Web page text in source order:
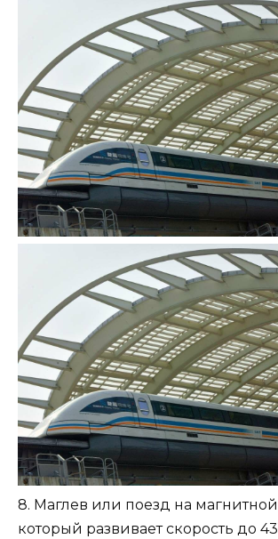
8. Маглев или поезд на
который развивает скорость до